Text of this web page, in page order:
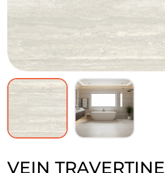
VEIN TRAVERTINE